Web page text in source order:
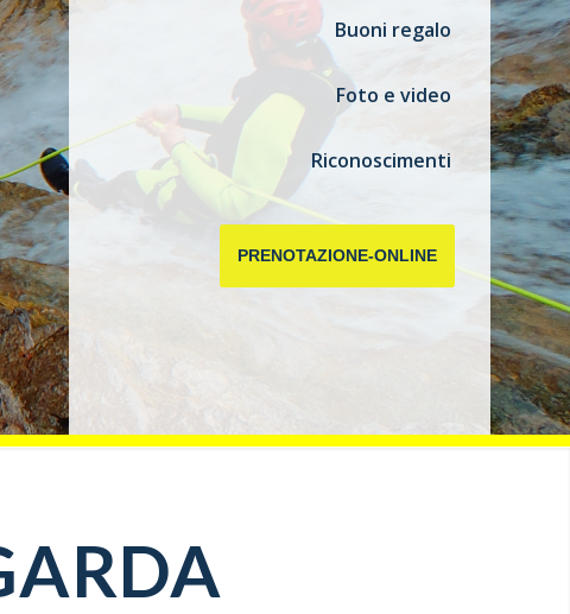
Buoni regalo
Foto e video
Riconoscimenti
PRENOTAZIONE-ONLINE